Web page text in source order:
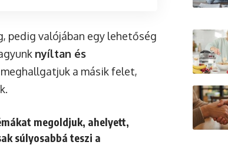
pedig valójában egy lehetőség
nyíltan és
a másik felet,
megoldjuk, ahelyett,
súlyosabbá teszi a